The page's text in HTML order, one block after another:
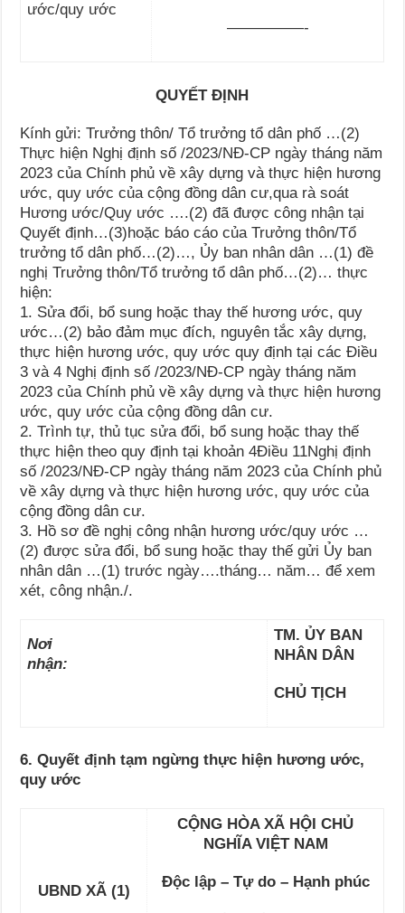
ước/quy ước
—————-
QUYẾT ĐỊNH
Kính gửi: Trưởng thôn/ Tổ trưởng tổ dân phố …(2)
Thực hiện Nghị định số /2023/NĐ-CP ngày tháng năm
2023 của Chính phủ về xây dựng và thực hiện hương
ước, quy ước của cộng đồng dân cư,qua rà soát
Hương ước/Quy ước ….(2) đã được công nhận tại
Quyết định…(3)hoặc báo cáo của Trưởng thôn/Tổ
trưởng tổ dân phố…(2)…, Ủy ban nhân dân …(1) đề
nghị Trưởng thôn/Tổ trưởng tổ dân phố…(2)… thực
hiện:
1. Sửa đổi, bổ sung hoặc thay thế hương ước, quy
ước…(2) bảo đảm mục đích, nguyên tắc xây dựng,
thực hiện hương ước, quy ước quy định tại các Điều
3 và 4 Nghị định số /2023/NĐ-CP ngày tháng năm
2023 của Chính phủ về xây dựng và thực hiện hương
ước, quy ước của cộng đồng dân cư.
2. Trình tự, thủ tục sửa đổi, bổ sung hoặc thay thế
thực hiện theo quy định tại khoản 4Điều 11Nghị định
số /2023/NĐ-CP ngày tháng năm 2023 của Chính phủ
về xây dựng và thực hiện hương ước, quy ước của
cộng đồng dân cư.
3. Hồ sơ đề nghị công nhận hương ước/quy ước …
(2) được sửa đổi, bổ sung hoặc thay thế gửi Ủy ban
nhân dân …(1) trước ngày….tháng… năm… để xem
xét, công nhận./.
Nơi
nhận:
TM. ỦY BAN
NHÂN DÂN
CHỦ TỊCH
6. Quyết định tạm ngừng thực hiện hương ước,
quy ước
UBND XÃ (1)
CỘNG HÒA XÃ HỘI CHỦ
NGHĨA VIỆT NAM
Độc lập – Tự do – Hạnh phúc